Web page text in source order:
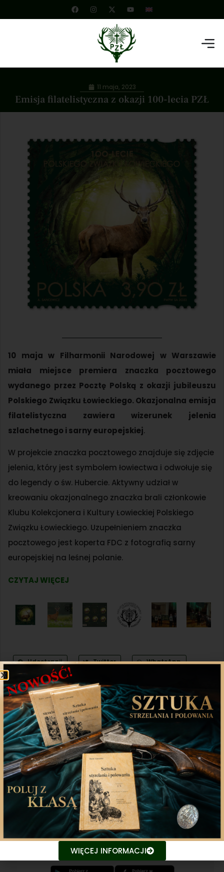
Emisja filatelistyczna z okazji 100-lecia PZŁ
11 maja, 2023
10 maja w Filharmonii Narodowej w Warszawie
miała miejsce premiera znaczka pocztowego
wydanego przez Pocztę Polską z okazji jubileuszu
Polskiego Związku Łowieckiego. Okazjonalna emisja
filatelistyczna zawiera wizerunek jelenia
szlachetnego i sarny europejskiej.
W projekcie znaczka pocztowego znajduje się zdjęcie
jelenia, który jest symbolem łowiectwa i odwołuje się
do legendy o św. Hubercie. Aktywny udział w
kreowaniu okazjonalnego znaczka brali członkowie
Klubu Kolekcjonera i Kultury Łowieckiej Polskiego
Związku Łowieckiego. Uzupełnieniem znaczka
pocztowego jest koperta FDC z fotografią sarny
europejskiej na leśnej polanie.
CZYTAJ WIĘCEJ
Udostępnij Twitter WhatsApp
Poprzedni artykuł Następny artykuł
Aplikacja mobilna
Nasza aplikacja to doskonały towarzysz każdego
miłośnika łowiectwa, który pragnie pozostać na
bieżąco z najnowszymi treściami związanych stron.
Śledź aktualne wydarzenia
Udostępniaj treści znajomym
WIĘCEJ INFORMACJI